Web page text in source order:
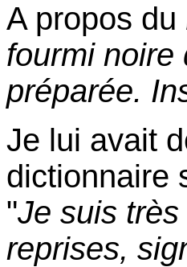
A propos du
fourmi noire
préparée.
Je lui avait
dictionnaire
"Je suis
reprises,